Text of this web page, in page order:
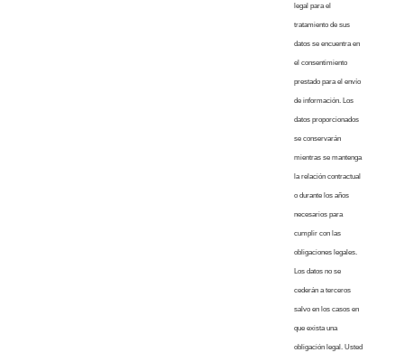
legal para el
tratamiento de sus
datos se encuentra en
el consentimiento
prestado para el envío
de información. Los
datos proporcionados
se conservarán
mientras se mantenga
la relación contractual
o durante los años
necesarios para
cumplir con las
obligaciones legales.
Los datos no se
cederán a terceros
salvo en los casos en
que exista una
obligación legal. Usted